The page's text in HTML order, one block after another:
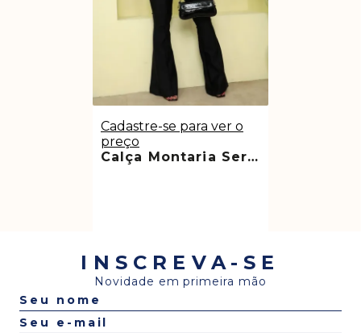
Calça Montaria Sereia Boot Cut Super Power Premium Sereia
Cadastre-se para ver o
preço
INSCREVA-SE
Novidade em primeira mão